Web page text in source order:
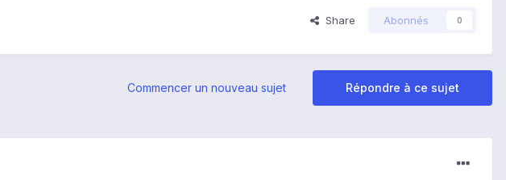
Share Abonnés 0
Répondre à ce sujet
Commencer un nouveau sujet